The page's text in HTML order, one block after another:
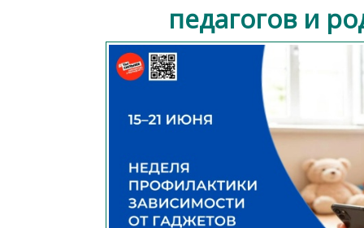
педагогов и